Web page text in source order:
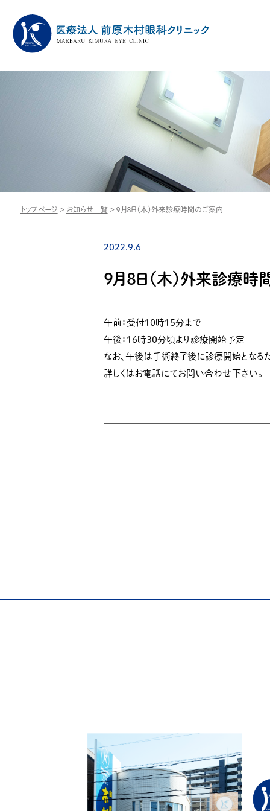
トップページ > お知らせ一覧 > ９月８日（木）外来診療時間のご案内
2022.9.6
９月８日（木）外来診療
午前：受付１０時１５分まで
午後：１６時３０分頃より診療開始予定
なお、午後は手術終了後に診療開始となる
詳しくはお電話にてお問い合わせ下さい。